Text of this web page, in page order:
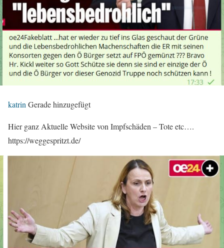
katrin Gerade hinzugefügt
Hier ganz Aktuelle Website von Impfschäden – Tote etc….
https://weggespritzt.de/